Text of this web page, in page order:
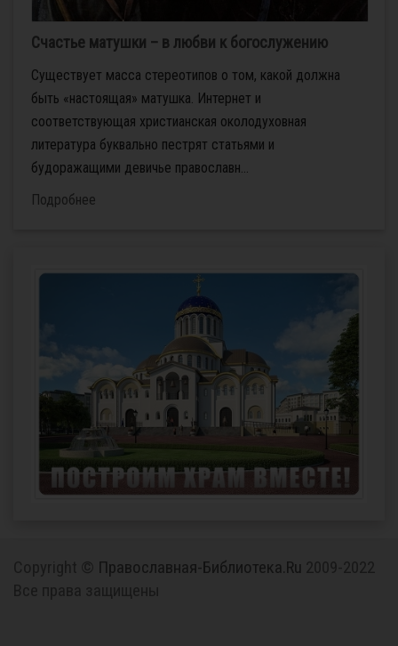
Счастье матушки – в любви к богослужению
Существует масса стереотипов о том, какой должна
быть «настоящая» матушка. Интернет и
соответствующая христианская околодуховная
литература буквально пестрят статьями и
будоражащими девичье православн...
Подробнее
Православная-Библиотека.Ru